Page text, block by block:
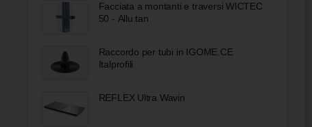
Facciata a montanti e traversi WICTEC
50 - Allu.tan
Raccordo per tubi in IGOME.CE
Italprofili
REFLEX Ultra Wavin